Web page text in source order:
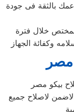
بالثقة فى جودة
خلال فترة
مصر
بيكو مصر